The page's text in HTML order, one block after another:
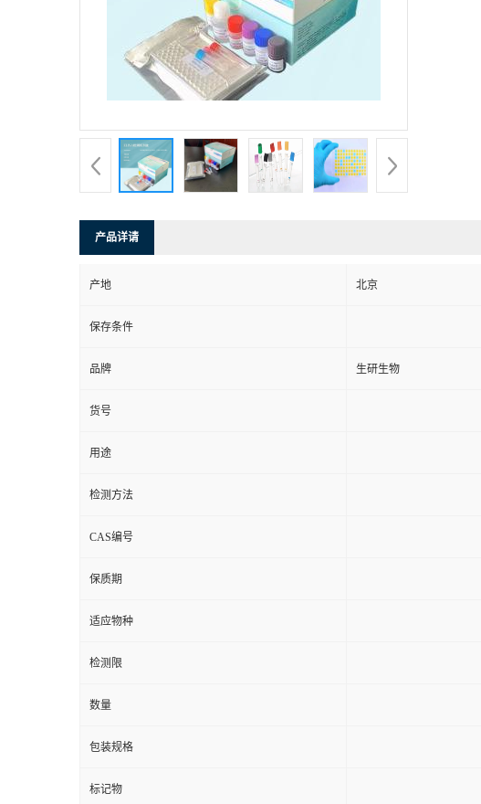
产品详请
产地
保存条件
品牌
货号
用途
检测方法
CAS编号
保质期
适应物种
检测限
数量
包装规格
标记物
纯度